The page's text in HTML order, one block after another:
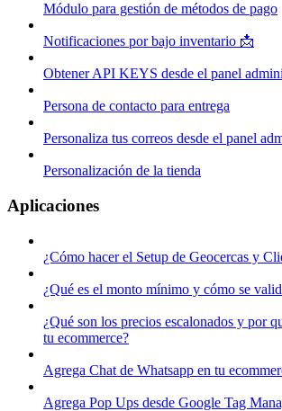
Módulo para gestión de métodos de pago
Notificaciones por bajo inventario 📩
Obtener API KEYS desde el panel
Persona de contacto para entrega
Personaliza tus correos desde el panel
Personalización de la tienda
Aplicaciones
¿Cómo hacer el Setup de Geocercas y
¿Qué es el monto mínimo y cómo se
¿Qué son los precios escalonados y por
tu ecommerce?
Agrega Chat de Whatsapp en tu
Agrega Pop Ups desde Google Tag